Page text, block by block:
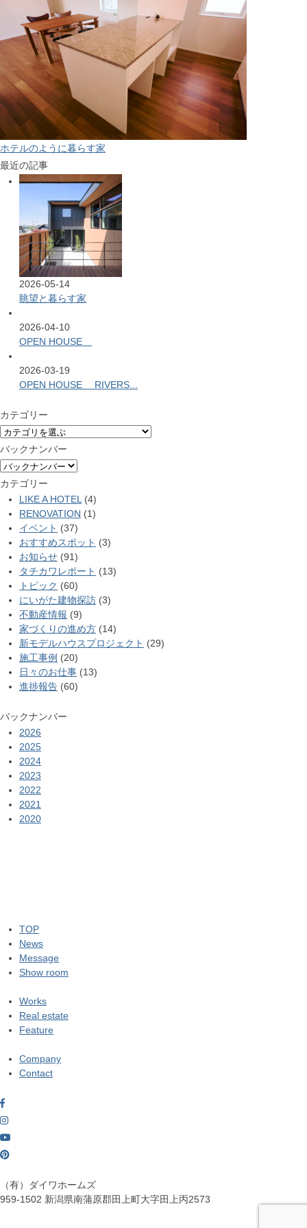
ホテルのように暮らす家
最近の記事
2026-05-14
眺望と暮らす家
2026-04-10
OPEN HOUSE
2026-03-19
OPEN HOUSE RIVERS...
カテゴリー
バックナンバー
カテゴリー
LIKE A HOTEL (4)
RENOVATION (1)
イベント (37)
おすすめスポット (3)
お知らせ (91)
タチカワレポート (13)
トピック (60)
にいがた建物探訪 (3)
不動産情報 (9)
家づくりの進め方 (14)
新モデルハウスプロジェクト (29)
施工事例 (20)
日々のお仕事 (13)
進捗報告 (60)
バックナンバー
2026
2025
2024
2023
2022
2021
2020
TOP
News
Message
Show room
Works
Real estate
Feature
Company
Contact
（有）ダイワホームズ
959-1502 新潟県南蒲原郡田上町大字田上丙2573